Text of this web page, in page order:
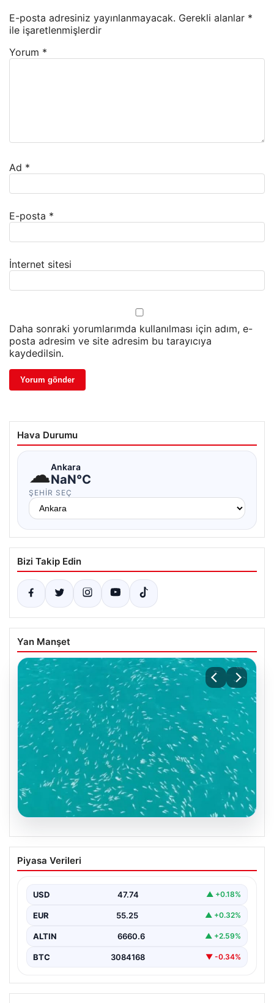
E-posta adresiniz yayınlanmayacak. Gerekli alanlar *
ile işaretlenmişlerdir
Yorum *
Ad *
E-posta *
İnternet sitesi
Daha sonraki yorumlarımda kullanılması için adım, e-
posta adresim ve site adresim bu tarayıcıya
kaydedilsin.
Hava Durumu
☁Ankara
NaN°C
ŞEHIR SEÇ
Bizi Takip Edin
Yan Manşet
Sinop’ta kefal sürüsü dronla böyle
görüntülendi
yüzeyine çıkan yüzlerce kefal balığı dronla
görüntülendi. 1…
Piyasa Verileri
USD 47.74 ▲ +0.18%
EUR 55.25 ▲ +0.32%
ALTIN 6660.6 ▲ +2.59%
BTC 3084168 ▼ -0.34%